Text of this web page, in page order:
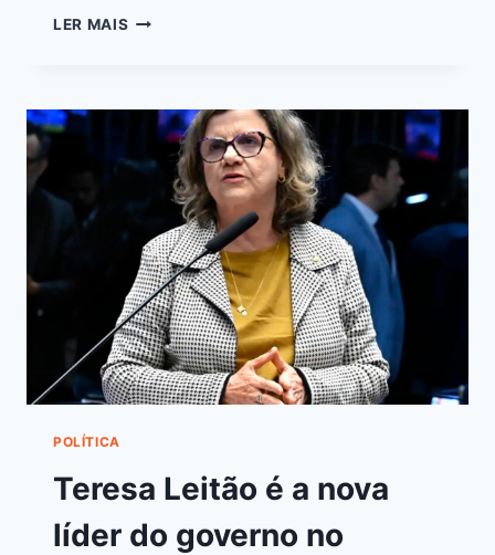
LER MAIS
POLÍTICA
Teresa Leitão é a nova
líder do governo no